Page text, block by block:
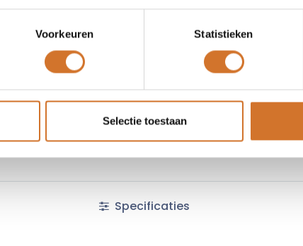
Voorkeuren Statistieken
Selectie toestaan
Algemene voorwaarden :
Specificaties